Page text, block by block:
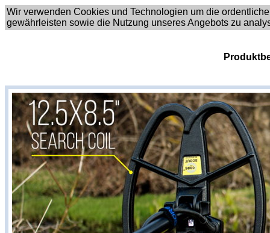
Wir verwenden Cookies und Technologien um die
gewährleisten sowie die Nutzung unseres Angebots zu